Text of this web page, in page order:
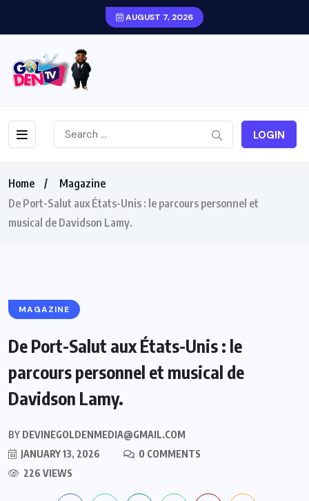
AUGUST 7, 2026
LOGIN
Home
Magazine
De Port-Salut aux États-Unis : le parcours personnel et
musical de Davidson Lamy.
MAGAZINE
De Port-Salut aux États-Unis : le
parcours personnel et musical de
Davidson Lamy.
BY DEVINEGOLDENMEDIA@GMAIL.COM
JANUARY 13, 2026
0 COMMENTS
226 VIEWS